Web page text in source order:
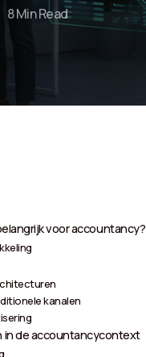
8 Min Read
voor accountancy?
kanalen
in de accountancycontext